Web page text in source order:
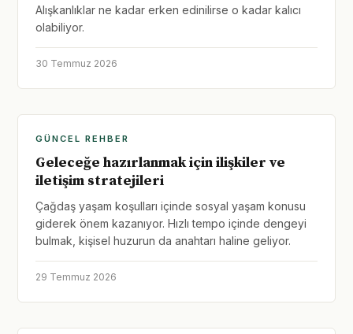
Alışkanlıklar ne kadar erken edinilirse o kadar kalıcı
olabiliyor.
30 Temmuz 2026
GÜNCEL REHBER
Geleceğe hazırlanmak için ilişkiler ve
iletişim stratejileri
Çağdaş yaşam koşulları içinde sosyal yaşam konusu
giderek önem kazanıyor. Hızlı tempo içinde dengeyi
bulmak, kişisel huzurun da anahtarı haline geliyor.
29 Temmuz 2026